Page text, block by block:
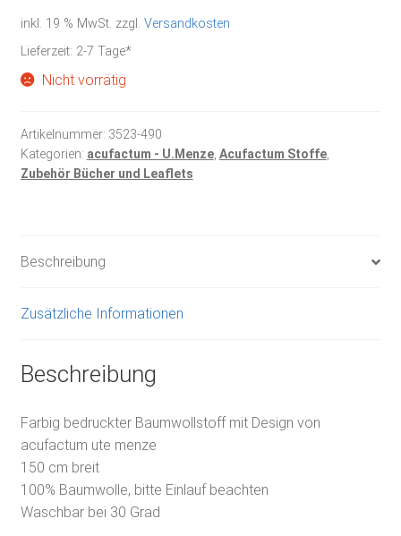
inkl. 19 % MwSt. zzgl. Versandkosten
Lieferzeit: 2-7 Tage*
Nicht vorrätig
Artikelnummer: 3523-490
Kategorien: acufactum - U.Menze, Acufactum Stoffe,
Zubehör Bücher und Leaflets
Beschreibung
Zusätzliche Informationen
Beschreibung
Farbig bedruckter Baumwollstoff mit Design von
acufactum ute menze
150 cm breit
100% Baumwolle, bitte Einlauf beachten
Waschbar bei 30 Grad